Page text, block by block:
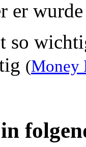
er
so
(Money